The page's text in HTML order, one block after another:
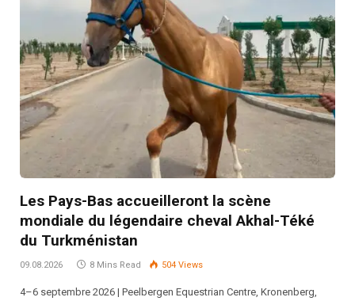
Les Pays-Bas accueilleront la scène
mondiale du légendaire cheval Akhal-Téké
du Turkménistan
09.08.2026 8 Mins Read 504 Views
4–6 septembre 2026 | Peelbergen Equestrian Centre, Kronenberg,